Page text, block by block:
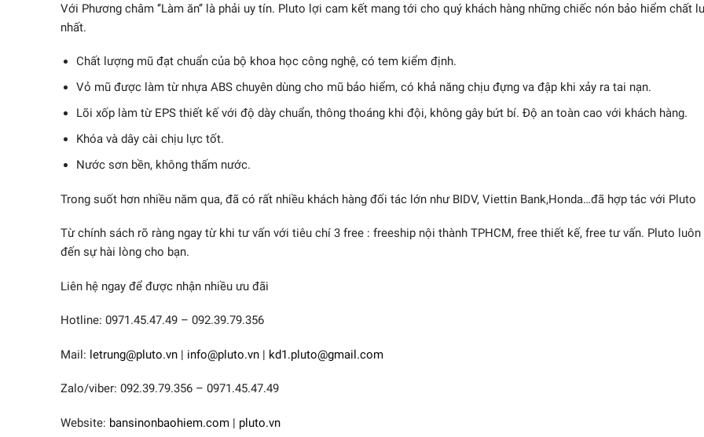
Với Phương châm ‘’Làm ăn’’ là phải uy tín. Pluto lợi cam kết mang tới cho quý khách hàng những chiếc nón bảo hiểm chất
nhất.
Chất lượng mũ đạt chuẩn của bộ khoa học công nghệ, có tem kiểm định.
Vỏ mũ được làm từ nhựa ABS chuyên dùng cho mũ bảo hiểm, có khả năng chịu đựng va đập khi xảy ra tai nạn.
Lõi xốp làm từ EPS thiết kế với độ dày chuẩn, thông thoáng khi đội, không gây bứt bí. Độ an toàn cao với khách hàng.
Khóa và dây cài chịu lực tốt.
Nước sơn bền, không thấm nước.
Trong suốt hơn nhiều năm qua, đã có rất nhiều khách hàng đối tác lớn như BIDV, Viettin Bank,Honda…đã hợp tác với Pluto
Từ chính sách rõ ràng ngay từ khi tư vấn với tiêu chí 3 free : freeship nội thành TPHCM, free thiết kế, free tư vấn. Pluto
đến sự hài lòng cho bạn.
Liên hệ ngay để được nhận nhiều ưu đãi
Hotline: 0971.45.47.49 – 092.39.79.356
Mail: letrung@pluto.vn | info@pluto.vn | kd1.pluto@gmail.com
Zalo/viber: 092.39.79.356 – 0971.45.47.49
Website: bansinonbaohiem.com | pluto.vn